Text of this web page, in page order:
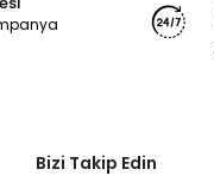
Bizi Takip Edin